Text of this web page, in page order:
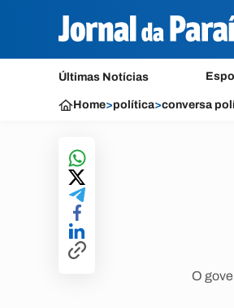
Últimas Notícias
Home>política>conversa
O